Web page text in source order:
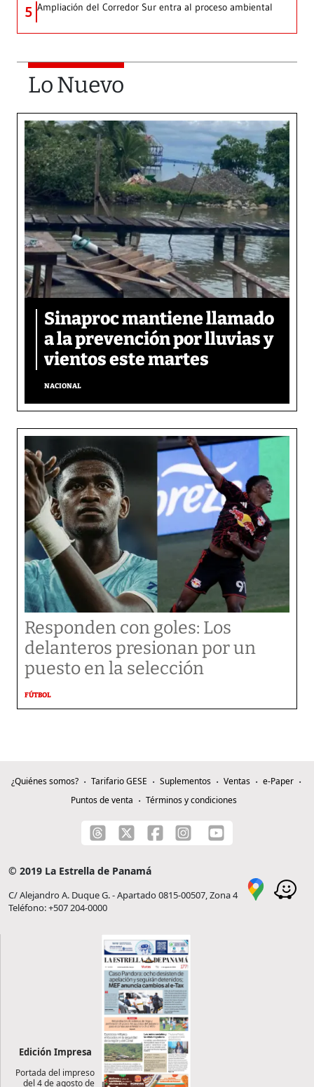
5 Ampliación del Corredor Sur entra al proceso ambiental
Lo Nuevo
Sinaproc mantiene llamado
a la prevención por lluvias y
vientos este martes
NACIONAL
Responden con goles: Los
delanteros presionan por un
puesto en la selección
FÚTBOL
¿Quiénes somos? Tarifario GESE Suplementos Ventas
e-Paper
Puntos de venta
Términos y condiciones
© 2019 La Estrella de Panamá
C/ Alejandro A. Duque G. - Apartado 0815-00507, Zona 4
Teléfono: +507 204-0000
Edición Impresa
Portada del impreso
del 4 de agosto de